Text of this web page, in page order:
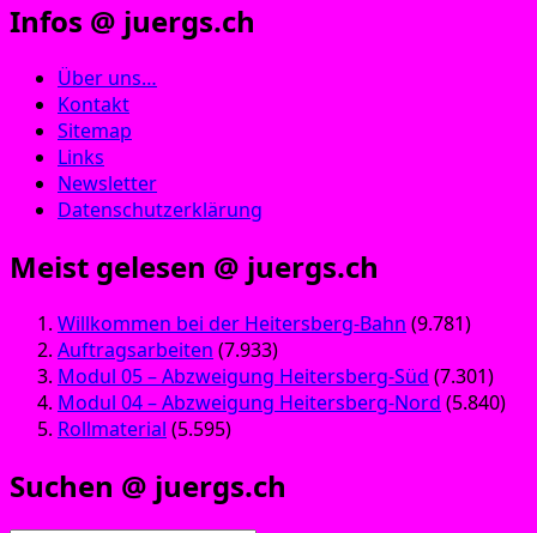
Infos @ juergs.ch
Über uns…
Kontakt
Sitemap
Links
Newsletter
Datenschutzerklärung
Meist gelesen @ juergs.ch
Willkommen bei der Heitersberg-Bahn (9.781)
Auftragsarbeiten (7.933)
Modul 05 – Abzweigung Heitersberg-Süd (7.301)
Modul 04 – Abzweigung Heitersberg-Nord (5.840)
Rollmaterial (5.595)
Suchen @ juergs.ch